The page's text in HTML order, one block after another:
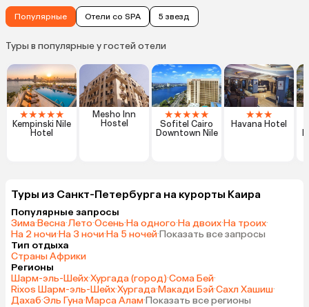
Популярные Отели со SPA 5 звезд
Туры в популярные у гостей отели
★★★★★
Kempinski Nile
Hotel
Mesho Inn
Hostel
★★★★★
Sofitel Cairo
Downtown Nile
★★★
Havana Hotel
Туры из Санкт-Петербурга на курорты Каира
Популярные запросы
Зима·Весна·Лето·Осень·На одного·На двоих·На троих·
На 2 ночи·На 3 ночи·На 5 ночей·Показать все запросы
Тип отдыха
Страны Африки
Регионы
Шарм-эль-Шейх·Хургада (город)·Сома Бей·
Rixos Шарм-эль-Шейх·Хургада·Макади Бэй·Сахл Хашиш·
Дахаб·Эль Гуна·Марса Алам·Показать все регионы